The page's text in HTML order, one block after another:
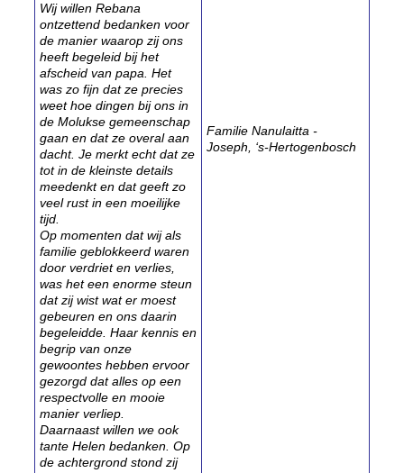
Wij willen Rebana
ontzettend bedanken voor
de manier waarop zij ons
heeft begeleid bij het
afscheid van papa. Het
was zo fijn dat ze precies
weet hoe dingen bij ons in
de Molukse gemeenschap
gaan en dat ze overal aan
dacht. Je merkt echt dat ze
tot in de kleinste details
meedenkt en dat geeft zo
veel rust in een moeilijke
tijd.
Op momenten dat wij als
familie geblokkeerd waren
door verdriet en verlies,
was het een enorme steun
dat zij wist wat er moest
gebeuren en ons daarin
begeleidde. Haar kennis en
begrip van onze
gewoontes hebben ervoor
gezorgd dat alles op een
respectvolle en mooie
manier verliep.
Daarnaast willen we ook
tante Helen bedanken. Op
de achtergrond stond zij
Familie Nanulaitta -
Joseph, ‘s-Hertogenbosch